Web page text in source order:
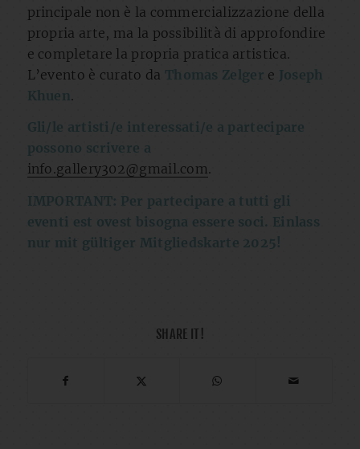
principale non è la commercializzazione della
propria arte, ma la possibilità di approfondire
e completare la propria pratica artistica.
L’evento è curato da Thomas Zelger e Joseph
Khuen.
Gli/le artisti/e interessati/e a partecipare
possono scrivere a
info.gallery302@gmail.com.
IMPORTANT: Per partecipare a tutti gli
eventi est ovest bisogna essere soci. Einlass
nur mit gültiger Mitgliedskarte 2025!
SHARE IT!